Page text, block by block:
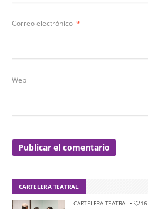
Correo electrónico *
Web
CARTELERA TEATRAL
CARTELERA TEATRAL• 16